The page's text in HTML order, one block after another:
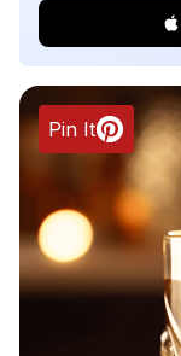
Pin It